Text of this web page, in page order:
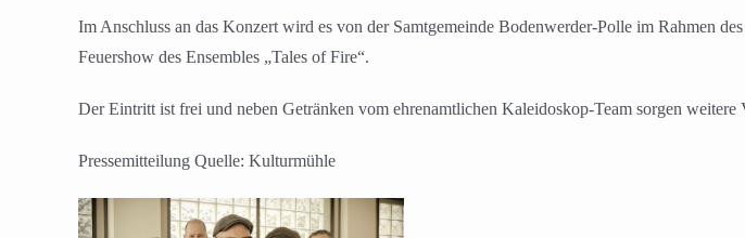
Im Anschluss an das Konzert wird es von der Samtgemeinde Bodenwerder-Polle im Rahmen
Feuershow des Ensembles „Tales of Fire“.
Der Eintritt ist frei und neben Getränken vom ehrenamtlichen Kaleidoskop-Team sorgen
Pressemitteilung Quelle: Kulturmühle